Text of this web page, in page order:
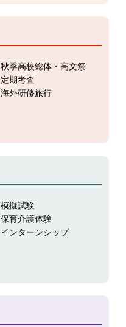
秋季高校総体・高文祭
定期考査
海外研修旅行
模擬試験
保育介護体験
インターンシップ